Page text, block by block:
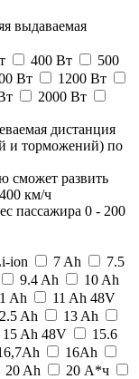
выдаваемая
400 Вт
500
Вт
1200 Вт
2000 Вт
дистанция
и торможений) по
сможет развить
400 км/ч
пассажира 0 - 200
ion 7 Ah
7.5
9.4 Ah
10 Ah
Ah
11 Ah 48V
Ah
13 Ah
15 Ah 48V
15.6
16Ah
20 Ah
20 А*ч